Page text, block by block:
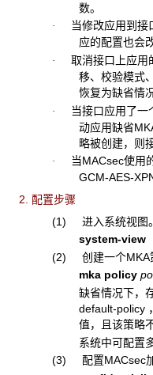
数。
· 当修改应用到接
应的配置也会
· 取消接口上应用
移、校验模式
恢复为缺省情况
· 当接口应用了一
动应用缺省
略被创建，则
· 当MACsec使用
GCM-AES-
2. 配置步骤
(1) 进入系统视图。
system-view
(2) 创建一个MKA
mka policy
缺省情况下，
default-policy
值，且该策略
系统中可配置
(3) 配置MACsec加